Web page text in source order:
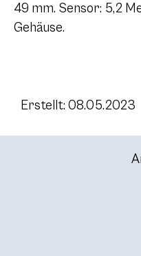
49 mm. Sensor: 5,2
Gehäuse.
Erstellt: 08.05.2023